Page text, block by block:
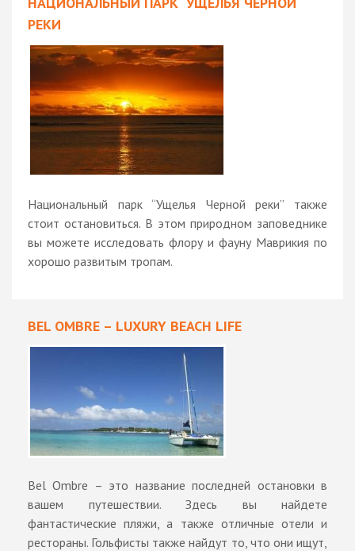
РЕКИ
Национальный парк “Ущелья Черной реки” также
стоит остановиться. В этом природном заповеднике
вы можете исследовать флору и фауну Маврикия по
хорошо развитым тропам.
BEL OMBRE – LUXURY BEACH LIFE
Bel Ombre – это название последней остановки в
вашем путешествии. Здесь вы найдете
фантастические пляжи, а также отличные отели и
рестораны. Гольфисты также найдут то, что они ищут,